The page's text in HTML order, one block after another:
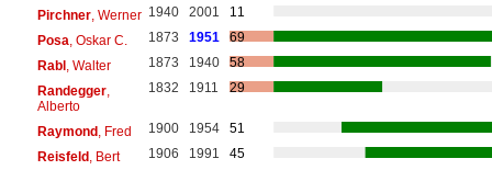
Pirchner, Werner 1940 2001
11
Posa, Oskar C. 1873 1951
69
Rabl , Walter 1873 1940
58
Randegger,
Alberto
1832 1911 29
Raymond , Fred 1900 1954
51
Reisfeld , Bert 1906 1991
45